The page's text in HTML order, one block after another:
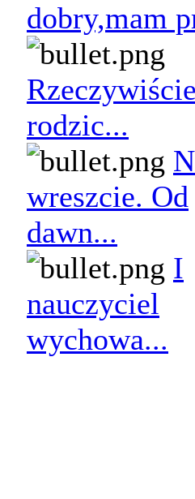
dobry,mam
Rzeczywiście
rodzic...
wreszcie. Od
dawn...
I
nauczyciel
wychowa...